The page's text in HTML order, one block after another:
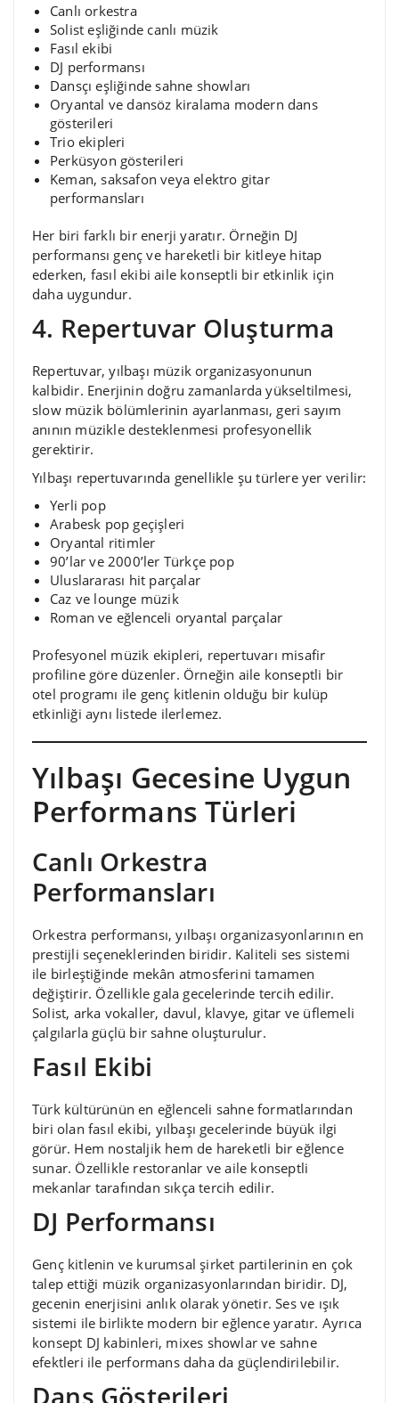
Canlı orkestra
Solist eşliğinde canlı müzik
Fasıl ekibi
DJ performansı
Dansçı eşliğinde sahne showları
Oryantal ve dansöz kiralama modern dans
gösterileri
Trio ekipleri
Perküsyon gösterileri
Keman, saksafon veya elektro gitar
performansları
Her biri farklı bir enerji yaratır. Örneğin DJ
performansı genç ve hareketli bir kitleye hitap
ederken, fasıl ekibi aile konseptli bir etkinlik için
daha uygundur.
4. Repertuvar Oluşturma
Repertuvar, yılbaşı müzik organizasyonunun
kalbidir. Enerjinin doğru zamanlarda yükseltilmesi,
slow müzik bölümlerinin ayarlanması, geri sayım
anının müzikle desteklenmesi profesyonellik
gerektirir.
Yılbaşı repertuvarında genellikle şu türlere yer verilir:
Yerli pop
Arabesk pop geçişleri
Oryantal ritimler
90’lar ve 2000’ler Türkçe pop
Uluslararası hit parçalar
Caz ve lounge müzik
Roman ve eğlenceli oryantal parçalar
Profesyonel müzik ekipleri, repertuvarı misafir
profiline göre düzenler. Örneğin aile konseptli bir
otel programı ile genç kitlenin olduğu bir kulüp
etkinliği aynı listede ilerlemez.
Yılbaşı Gecesine Uygun
Performans Türleri
Canlı Orkestra
Performansları
Orkestra performansı, yılbaşı organizasyonlarının en
prestijli seçeneklerinden biridir. Kaliteli ses sistemi
ile birleştiğinde mekân atmosferini tamamen
değiştirir. Özellikle gala gecelerinde tercih edilir.
Solist, arka vokaller, davul, klavye, gitar ve üflemeli
çalgılarla güçlü bir sahne oluşturulur.
Fasıl Ekibi
Türk kültürünün en eğlenceli sahne formatlarından
biri olan fasıl ekibi, yılbaşı gecelerinde büyük ilgi
görür. Hem nostaljik hem de hareketli bir eğlence
sunar. Özellikle restoranlar ve aile konseptli
mekanlar tarafından sıkça tercih edilir.
DJ Performansı
Genç kitlenin ve kurumsal şirket partilerinin en çok
talep ettiği müzik organizasyonlarından biridir. DJ,
gecenin enerjisini anlık olarak yönetir. Ses ve ışık
sistemi ile birlikte modern bir eğlence yaratır. Ayrıca
konsept DJ kabinleri, mixes showlar ve sahne
efektleri ile performans daha da güçlendirilebilir.
Dans Gösterileri